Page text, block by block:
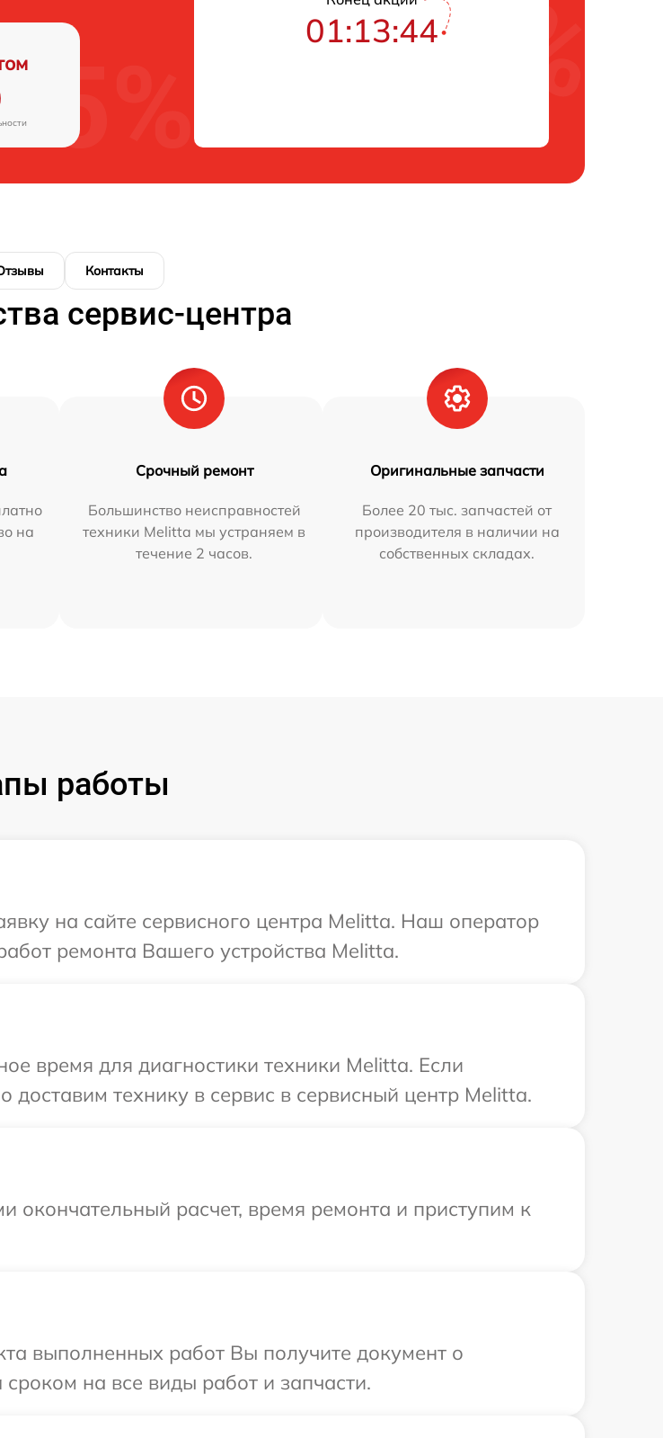
01:13:43
Контакты
сервис-центра
на
Срочный ремонт
Большинство неисправностей
техники Melitta мы устраняем в
течение 2 часов.
Оригинальные запчасти
Более 20 тыс. запчастей от
производителя в наличии на
собственных складах.
работы
на сайте сервисного центра Melitta. Наш оператор
ремонта Вашего устройства Melitta.
время для диагностики техники Melitta. Если
технику в сервис в сервисный центр Melitta.
окончательный расчет, время ремонта и приступим к
выполненных работ Вы получите документ о
на все виды работ и запчасти.